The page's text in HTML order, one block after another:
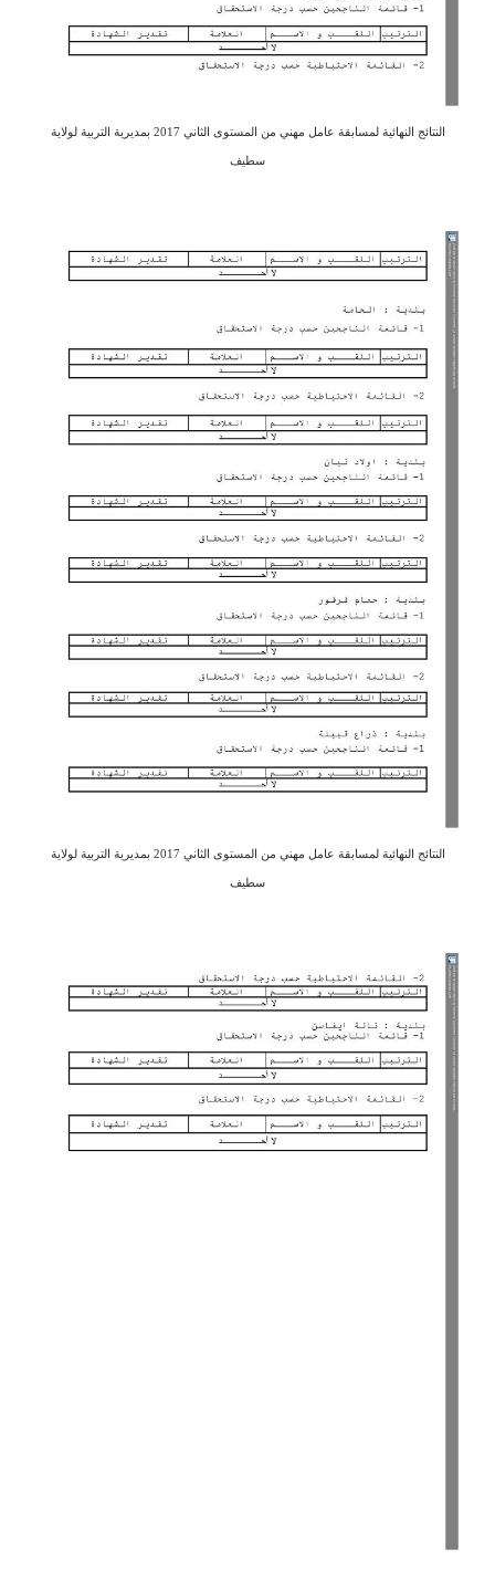
النتائج النهائية لمسابقة عامل مهني من المستوى الثاني 2017 بمديرية التربية لولاية
سطيف
النتائج النهائية لمسابقة عامل مهني من المستوى الثاني 2017 بمديرية التربية لولاية
سطيف